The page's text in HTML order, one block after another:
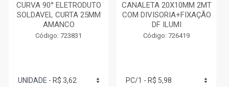
CURVA 90° ELETRODUTO
SOLDAVEL CURTA 25MM
AMANCO
Código: 723831
CANALETA 20X10MM 2MT
COM DIVISORIA+FIXAÇÃO
DF ILUMI
Código: 726419